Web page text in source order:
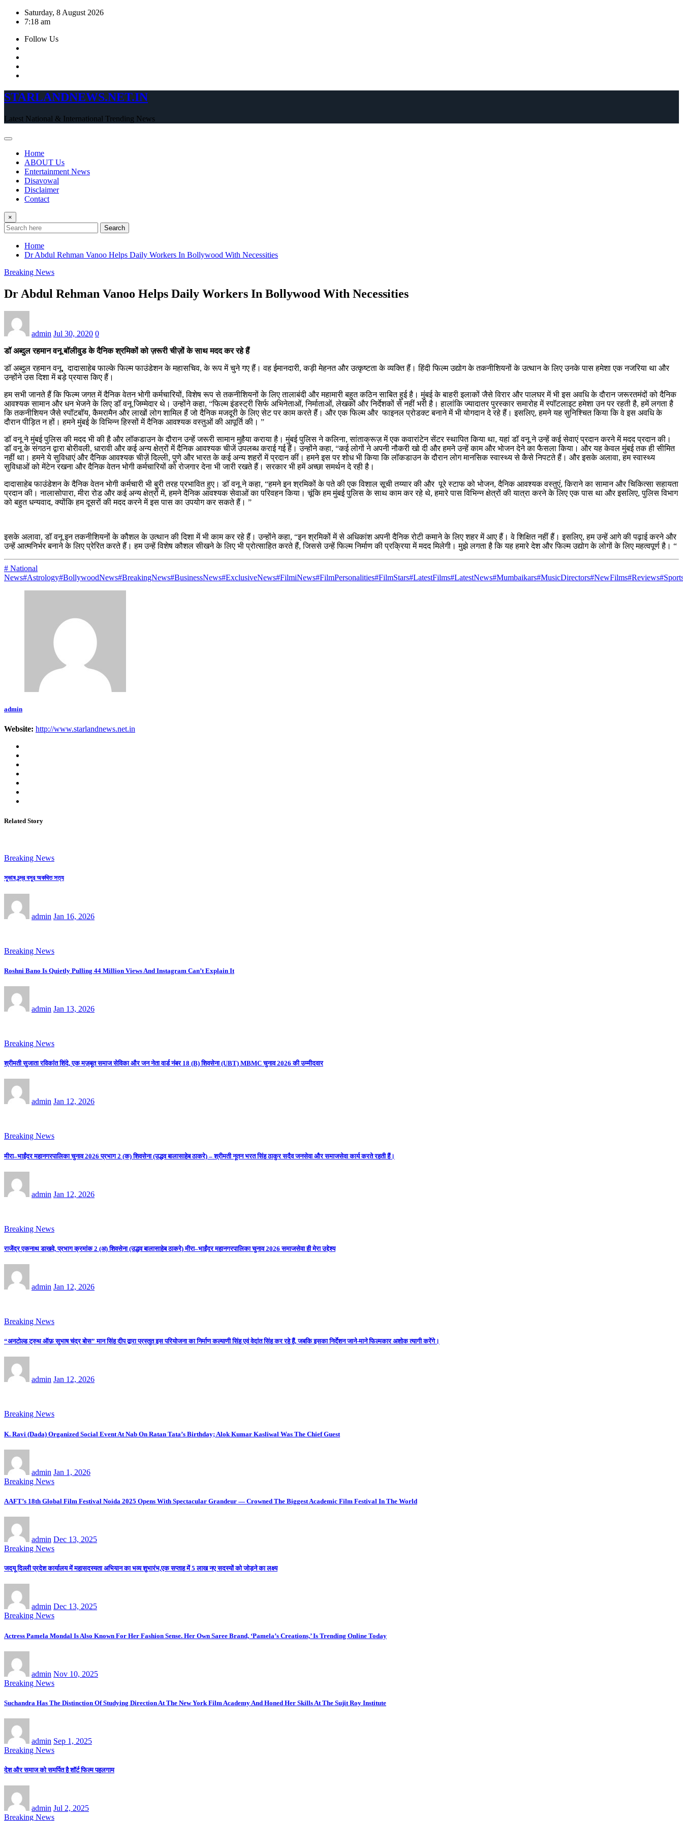
Skip
Saturday, 8 August 2026
7:18 am
Follow Us
STARLANDNEWS.NET.IN
Latest National & International Trending News
Home
ABOUT Us
Entertainment News
Disavowal
Disclaimer
Contact
×
Search
Home
Dr Abdul Rehman Vanoo Helps Daily Workers In Bollywood With Necessities
Breaking News
Dr Abdul Rehman Vanoo Helps Daily Workers In Bollywood With Necessities
admin Jul 30, 2020 0
डॉ अब्दुल रहमान वनू बॉलीवुड के दैनिक श्रमिकों को ज़रूरी चीज़ों के साथ मदद कर रहे हैं
डॉ अब्दुल रहमान वनू, दादासाहेब फाल्के फिल्म फाउंडेशन के महासचिव, के रूप में चुने गए हैं। वह ईमानदारी, कड़ी मेहनत और उत्कृष्टता के व्यक्ति हैं। हिंदी फिल्म उद्योग के तकनीशियनों के उत्थान के लिए उनके पास हमेशा एक नजरिया था और
उन्होंने उस दिशा में बड़े प्रयास किए हैं।
हम सभी जानते हैं कि फिल्म जगत में दैनिक वेतन भोगी कर्मचारियों, विशेष रूप से तकनीशियनों के लिए तालाबंदी और महामारी बहुत कठिन साबित हुई है। मुंबई के बाहरी इलाकों जैसे विरार और पालघर में भी इस अवधि के दौरान जरूरतमंदों को दैनिक
आवश्यक सामान और धन भेजने के लिए डॉ वनू जिम्मेदार थे। उन्होंने कहा, “फिल्म इंडस्ट्री सिर्फ अभिनेताओं, निर्माताओं, लेखकों और निर्देशकों से नहीं भरी है। हालांकि ज्यादातर पुरस्कार समारोह में स्पॉटलाइट हमेशा उन पर रहती है, हमें लगता है
कि तकनीशियन जैसे स्पॉटबॉय, कैमरामैन और लाखों लोग शामिल हैं जो दैनिक मजदूरी के लिए सेट पर काम करते हैं। और एक फिल्म और फाइनल प्रोडक्ट बनाने में भी योगदान दे रहे हैं। इसलिए, हमने यह सुनिश्चित किया कि वे इस अवधि के
दौरान पीड़ित न हों। हमने मुंबई के विभिन्न हिस्सों में दैनिक आवश्यक वस्तुओं की आपूर्ति की। ”
डॉ वनू ने मुंबई पुलिस की मदद भी की है और लॉकडाउन के दौरान उन्हें जरूरी सामान मुहैया कराया है। मुंबई पुलिस ने कलिना, सांताक्रूज़ में एक कवारांटेन सेंटर स्थापित किया था, यहां डॉ वनू ने उन्हें कई सेवाएं प्रदान करने में मदद प्रदान की।
डॉ वनू के संगठन द्वारा बोरीवली, धारावी और कई अन्य क्षेत्रों में दैनिक आवश्यक चीजें उपलब्ध कराई गई हैं। उन्होंने कहा, “कई लोगों ने अपनी नौकरी खो दी और हमने उन्हें काम और भोजन देने का फैसला किया। और यह केवल मुंबई तक ही सीमित
नहीं था। हमने ये सुविधाएं और दैनिक आवश्यक चीज़ें दिल्ली, पुणे और भारत के कई अन्य शहरों में प्रदान कीं। हमने इस पर शोध भी किया कि लॉकडाउन के दौरान लोग मानसिक स्वास्थ्य से कैसे निपटते हैं। और इसके अलावा, हम स्वास्थ्य
सुविधाओं को मेंटेन रखना और दैनिक वेतन भोगी कर्मचारियों को रोजगार देना भी जारी रखते हैं। सरकार भी हमें अच्छा समर्थन दे रही है।
दादासाहेब फाउंडेशन के दैनिक वेतन भोगी कर्मचारी भी बुरी तरह प्रभावित हुए। डॉ वनू ने कहा, “हमने इन श्रमिकों के पते की एक विशाल सूची तय्यार की और पूरे स्टाफ को भोजन, दैनिक आवश्यक वस्तुएं, किराने का सामान और चिकित्सा सहायता
प्रदान की। नालासोपारा, मीरा रोड और कई अन्य क्षेत्रों में, हमने दैनिक आवश्यक सेवाओं का परिवहन किया। चूंकि हम मुंबई पुलिस के साथ काम कर रहे थे, हमारे पास विभिन्न क्षेत्रों की यात्रा करने के लिए एक पास था और इसलिए, पुलिस विभाग
को बहुत धन्यवाद, क्योंकि हम दूसरों की मदद करने में इस पास का उपयोग कर सकते हैं। ”
इसके अलावा, डॉ वनू इन तकनीशियनों के कौशल के उत्थान की दिशा में भी काम कर रहे हैं। उन्होंने कहा, “इन श्रमिकों में से अधिकांश अपनी दैनिक रोटी कमाने के लिए शहर में आए हैं। वे शिक्षित नहीं हैं। इसलिए, हम उन्हें आगे की पढ़ाई करने और
उन्हें आत्मनिर्भर बनाने के लिए प्रेरित करते हैं। हम उन्हें विशेष कौशल सीखने के लिए भी प्रोत्साहित करते हैं, जिससे उन्हें फिल्म निर्माण की प्रक्रिया में मदद मिलेगी। मुझे लगता है कि यह हमारे देश और फिल्म उद्योग के लोगों के लिए महत्वपूर्ण है। “
# National
News#Astrology#BollywoodNews#BreakingNews#BusinessNews#ExclusiveNews#FilmiNews#FilmPersonalities#FilmStars#LatestFilms#LatestNews#Mumbaikars#MusicDirectors#NewFilms#Reviews
admin
Website: http://www.starlandnews.net.in
Related Story
Breaking News
সুভাষ চন্দ্র বসুর অকথিত সত্য
admin Jan 16, 2026
Breaking News
Roshni Bano Is Quietly Pulling 44 Million Views And Instagram Can’t Explain It
admin Jan 13, 2026
Breaking News
श्रीमती सुजाता रविकांत शिंदे, एक मज़बूत समाज सेविका और जन नेता वार्ड नंबर 18 (B) शिवसेना (UBT) MBMC चुनाव 2026 की उम्मीदवार
admin Jan 12, 2026
Breaking News
मीरा–भाईंदर महानगरपालिका चुनाव 2026 प्रभाग 2 (क) शिवसेना (उद्धव बालासाहेब ठाकरे) – श्रीमती नूतन भरत सिंह ठाकुर सदैव जनसेवा और समाजसेवा कार्य करते रहती हैं।
admin Jan 12, 2026
Breaking News
राजेंद्र एकनाथ डाखवे, प्रभाग क्रमांक 2 (अ) शिवसेना (उद्धव बालासाहेब ठाकरे) मीरा–भाईंदर महानगरपालिका चुनाव 2026 समाजसेवा ही मेरा उद्देश्य
admin Jan 12, 2026
Breaking News
“अनटोल्ड ट्रुथ ऑफ़ सुभाष चंद्र बोस” मान सिंह दीप द्वारा प्रस्तुत इस परियोजना का निर्माण कल्याणी सिंह एवं वेदांत सिंह कर रहे हैं, जबकि इसका निर्देशन जाने-माने फिल्मकार अशोक त्यागी करेंगे।
admin Jan 12, 2026
Breaking News
K. Ravi (Dada) Organized Social Event At Nab On Ratan Tata’s Birthday; Alok Kumar Kasliwal Was The Chief Guest
admin Jan 1, 2026
Breaking News
AAFT’s 18th Global Film Festival Noida 2025 Opens With Spectacular Grandeur — Crowned The Biggest Academic Film Festival In The World
admin Dec 13, 2025
Breaking News
जदयू दिल्ली प्रदेश कार्यालय में महासदस्यता अभियान का भव्य शुभारंभ,एक सप्ताह में 5 लाख नए सदस्यों को जोड़ने का लक्ष्य
admin Dec 13, 2025
Breaking News
Actress Pamela Mondal Is Also Known For Her Fashion Sense. Her Own Saree Brand, ‘Pamela’s Creations,’ Is Trending Online Today
admin Nov 10, 2025
Breaking News
Suchandra Has The Distinction Of Studying Direction At The New York Film Academy And Honed Her Skills At The Sujit Roy Institute
admin Sep 1, 2025
Breaking News
देश और समाज को समर्पित है शॉर्ट फिल्म पहलगाम
admin Jul 2, 2025
Breaking News